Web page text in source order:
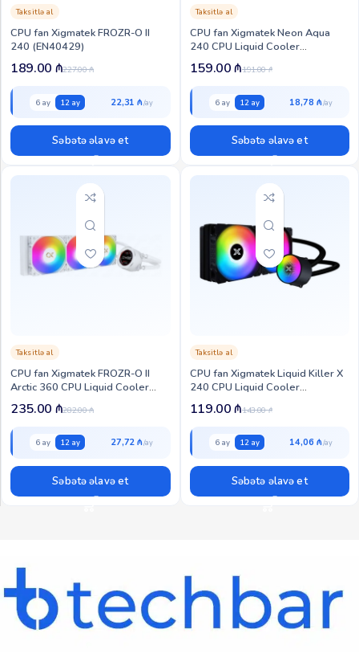
CPU fan Xigmatek FROZR-O II
240 (EN40429)
Taksitlə al
227.00₼
189.00 ₼
6 ay 12 ay 22,31 ₼
Səbətə əlavə et
CPU fan Xigmatek Neon Aqua
240 CPU Liquid Cooler
(EN49578)
Taksitlə al
191.00₼
159.00₼
6 ay 12 ay 18,78 ₼
Səbətə əlavə et
CPU fan Xigmatek FROZR-O II
Arctic 360 CPU Liquid Cooler
(EN40450)
Taksitlə al
282.00₼
235.00 ₼
6 ay 12 ay 27,72 ₼
Səbətə əlavə et
CPU fan Xigmatek Liquid Killer X
240 CPU Liquid Cooler
(EN47697)
Taksitlə al
143.00₼
119.00₼
6 ay 12 ay 14,06 ₼
Səbətə əlavə et